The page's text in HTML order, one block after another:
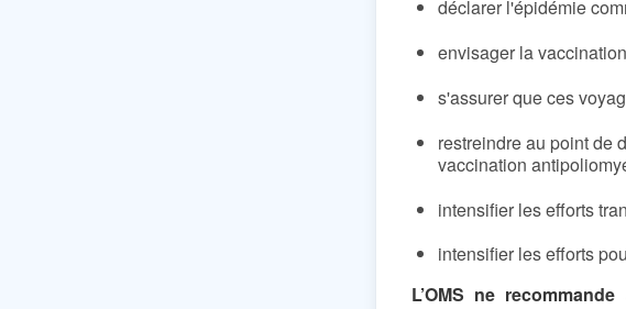
déclarer l'épidémie
envisager la
s'assurer que ces
restreindre au point de
vaccination
intensifier les efforts
intensifier les efforts
L’OMS ne